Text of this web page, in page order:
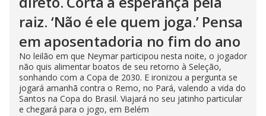
raiz. ‘Não é ele quem joga.’ Pensa
em aposentadoria no fim do ano
No leilão em que Neymar participou nesta noite, o jogador
não quis alimentar boatos de seu retorno à Seleção,
sonhando com a Copa de 2030. E ironizou a pergunta se
jogará amanhã contra o Remo, no Pará, valendo a vida do
Santos na Copa do Brasil. Viajará no seu jatinho particular
e chegará para o jogo, em Belém